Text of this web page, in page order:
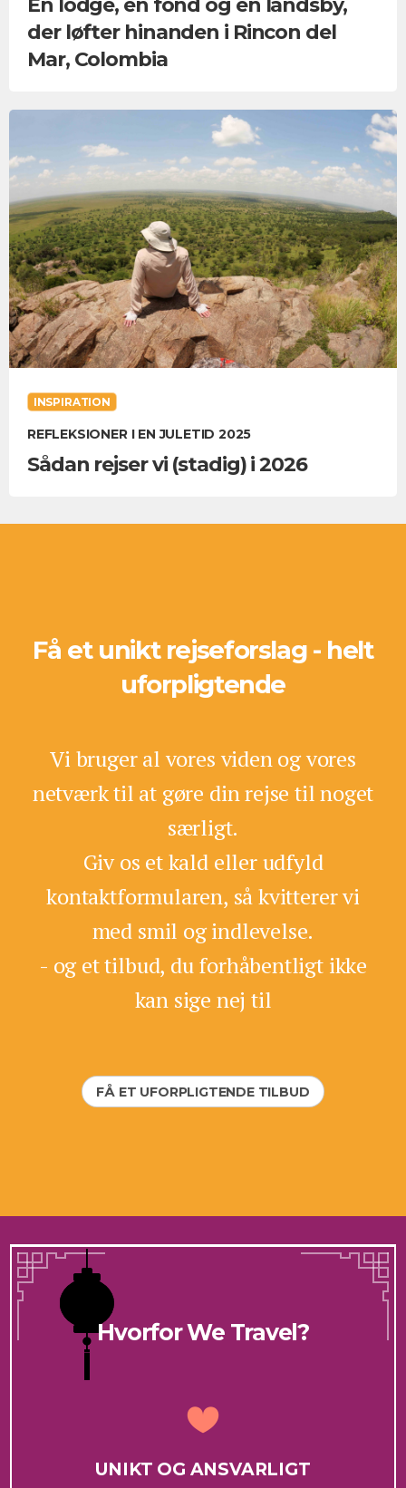
En lodge, en fond og en landsby,
der løfter hinanden i Rincon del
Mar, Colombia
INSPIRATION
REFLEKSIONER I EN JULETID 2025
Sådan rejser vi (stadig) i 2026
Få et unikt rejseforslag - helt
uforpligtende
Vi bruger al vores viden og vores
netværk til at gøre din rejse til noget
særligt.
Giv os et kald eller udfyld
kontaktformularen, så kvitterer vi
med smil og indlevelse.
- og et tilbud, du forhåbentligt ikke
kan sige nej til
FÅ ET UFORPLIGTENDE TILBUD
Hvorfor We Travel?
UNIKT OG ANSVARLIGT